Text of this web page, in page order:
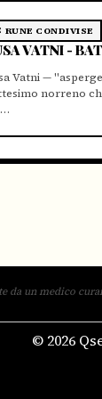
RUNE CONDIVISE
VATNI -
Vatni —
norreno
da un medico
© 2026